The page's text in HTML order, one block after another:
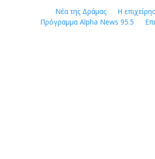
Νέα της Δράμας
Η
Πρόγραμμα Alpha News 95.5